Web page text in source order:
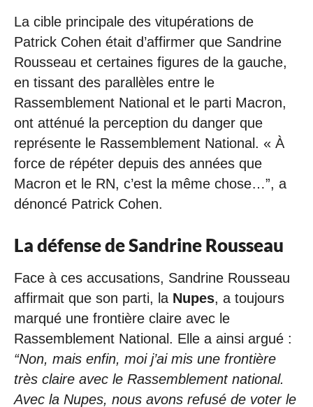
La cible principale des vitupérations de
Patrick Cohen était d’affirmer que Sandrine
Rousseau et certaines figures de la gauche,
en tissant des parallèles entre le
Rassemblement National et le parti Macron,
ont atténué la perception du danger que
représente le Rassemblement National. « À
force de répéter depuis des années que
Macron et le RN, c’est la même chose…”, a
dénoncé Patrick Cohen.
La défense de Sandrine Rousseau
Face à ces accusations, Sandrine Rousseau
affirmait que son parti, la Nupes, a toujours
marqué une frontière claire avec le
Rassemblement National. Elle a ainsi argué :
“Non, mais enfin, moi j’ai mis une frontière
très claire avec le Rassemblement national.
Avec la Nupes, nous avons refusé de voter le